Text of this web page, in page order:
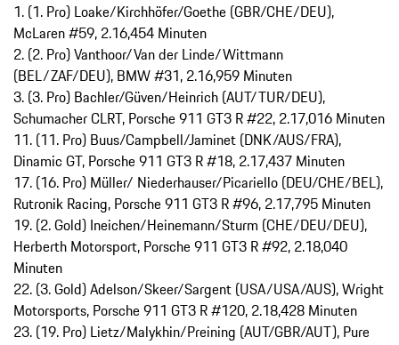
1. (1. Pro) Loake/Kirchhöfer/Goethe (GBR/CHE/DEU),
McLaren #59, 2.16,454 Minuten
2. (2. Pro) Vanthoor/Van der Linde/Wittmann
(BEL/ZAF/DEU), BMW #31, 2.16,959 Minuten
3. (3. Pro) Bachler/Güven/Heinrich (AUT/TUR/DEU),
Schumacher CLRT, Porsche 911 GT3 R #22, 2.17,016 Minuten
11. (11. Pro) Buus/Campbell/Jaminet (DNK/AUS/FRA),
Dinamic GT, Porsche 911 GT3 R #18, 2.17,437 Minuten
17. (16. Pro) Müller/ Niederhauser/Picariello (DEU/CHE/BEL),
Rutronik Racing, Porsche 911 GT3 R #96, 2.17,795 Minuten
19. (2. Gold) Ineichen/Heinemann/Sturm (CHE/DEU/DEU),
Herberth Motorsport, Porsche 911 GT3 R #92, 2.18,040
Minuten
22. (3. Gold) Adelson/Skeer/Sargent (USA/USA/AUS), Wright
Motorsports, Porsche 911 GT3 R #120, 2.18,428 Minuten
23. (19. Pro) Lietz/Malykhin/Preining (AUT/GBR/AUT), Pure